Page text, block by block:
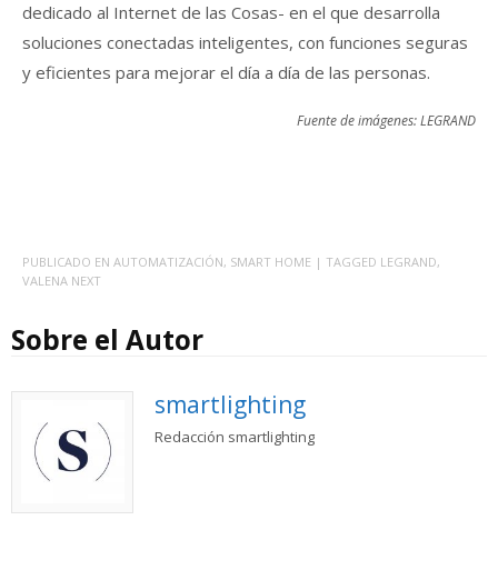
dedicado al Internet de las Cosas- en el que desarrolla
soluciones conectadas inteligentes, con funciones seguras
y eficientes para mejorar el día a día de las personas.
Fuente de imágenes: LEGRAND
PUBLICADO EN AUTOMATIZACIÓN, SMART HOME | TAGGED LEGRAND,
VALENA NEXT
Sobre el Autor
smartlighting
Redacción smartlighting